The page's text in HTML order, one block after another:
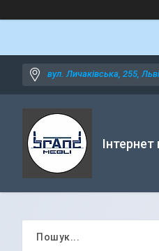
вул. Личаківська, 255,